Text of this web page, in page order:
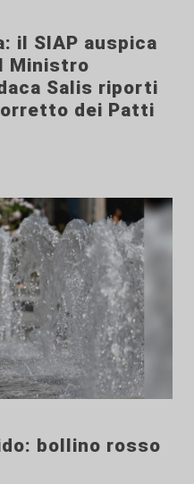
il SIAP auspica
Ministro
Salis riporti
dei Patti
bollino rosso